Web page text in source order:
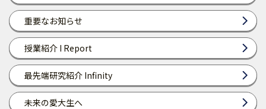
重要なお知らせ
授業紹介 I Report
最先端研究紹介 Infinity
未来の愛大生へ